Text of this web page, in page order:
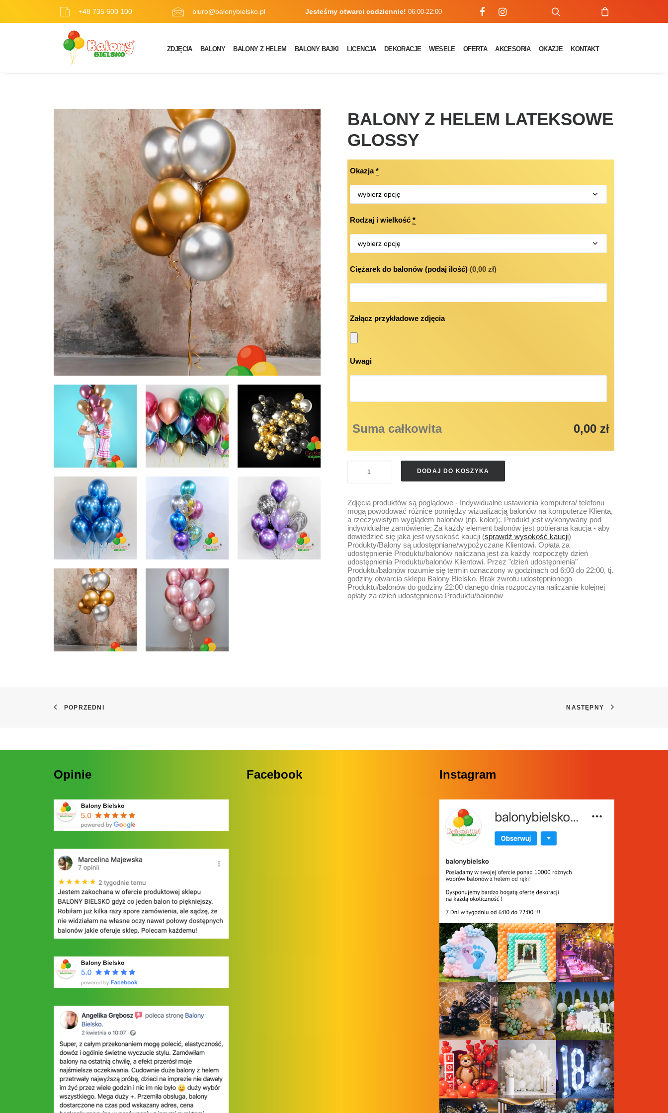
+48 735 600 100 biuro@balonybielsko.pl Jesteśmy otwarci codziennie! 06:00-22:00
ZDJĘCIA BALONY BALONY Z HELEM BALONY BAJKI LICENCJA DEKORACJE WESELE OFERTA AKCESORIA OKAZJE KONTAKT
BALONY Z HELEM LATEKSOWE
GLOSSY
Okazja *
Rodzaj i wielkość *
Ciężarek do balonów (podaj ilość) (0,00 zł)
Załącz przykładowe zdjęcia
Uwagi
Suma całkowita 0,00 zł
HELEM
LATEKSOWE
GLOSSY
DODAJ DO KOSZYKA
Zdjęcia produktów są poglądowe - Indywidualne ustawienia komputera/ telefonu
mogą powodować różnice pomiędzy wizualizacją balonów na komputerze Klienta,
a rzeczywistym wyglądem balonów (np. kolor);. Produkt jest wykonywany pod
indywidualne zamówienie; Za każdy element balonów jest pobierana kaucja - aby
dowiedzieć się jaka jest wysokość kaucji (sprawdź wysokość kaucji)
Produkty/Balony są udostępniane/wypożyczane Klientowi. Opłata za
udostępnienie Produktu/balonów naliczana jest za każdy rozpoczęty dzień
udostępnienia Produktu/balonów Klientowi. Przez "dzień udostępnienia"
Produktu/balonów rozumie się termin oznaczony w godzinach od 6:00 do 22:00, tj.
godziny otwarcia sklepu Balony Bielsko. Brak zwrotu udostępnionego
Produktu/balonów do godziny 22:00 danego dnia rozpoczyna naliczanie kolejnej
opłaty za dzień udostępnienia Produktu/balonów
POPRZEDNI NASTĘPNY
Opinie Facebook Instagram